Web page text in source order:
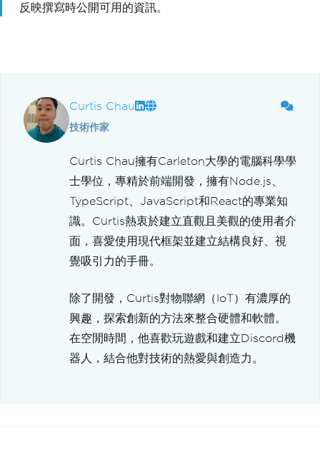
反映撰寫時公開可用的資訊。
Curtis Chau
技術作家
Curtis Chau擁有Carleton大學的電腦科學學
士學位，專精於前端開發，擁有Node.js、
TypeScript、JavaScript和React的專業知
識。Curtis熱衷於建立直觀且美觀的使用者介
面，喜愛使用現代框架並建立結構良好、視
覺吸引力的手冊。
除了開發，Curtis對物聯網（IoT）有濃厚的
興趣，探索創新的方法來整合硬體和軟體。
在空閒時間，他喜歡玩遊戲和建立Discord機
器人，結合他對技術的熱愛與創造力。